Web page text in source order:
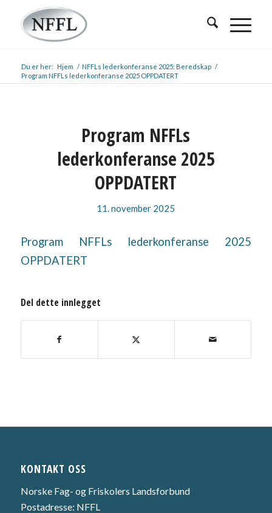
Du er her: Hjem / NFFLs lederkonferanse 2025: Beredskap /
Program NFFLs lederkonferanse 2025 OPPDATERT
Program NFFLs
lederkonferanse 2025
OPPDATERT
11. november 2025
Program NFFLs lederkonferanse 2025
OPPDATERT
Del dette innlegget
KONTAKT OSS
Norske Fag- og Friskolers Landsforbund
Postadresse: NFFL